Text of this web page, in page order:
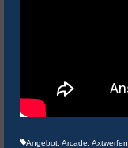
Angebot Arcade Axtwerfen